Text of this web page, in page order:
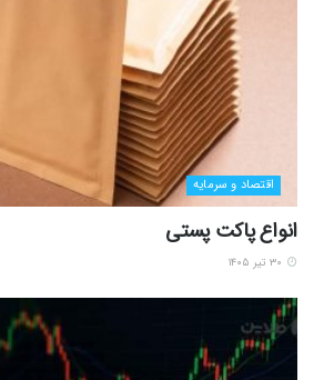
اقتصاد و سرمایه
انواع پاکت پستی